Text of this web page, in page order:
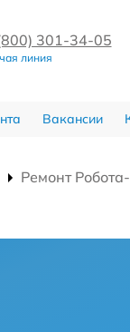
301-34-05
линия
Вакансии
Ремонт